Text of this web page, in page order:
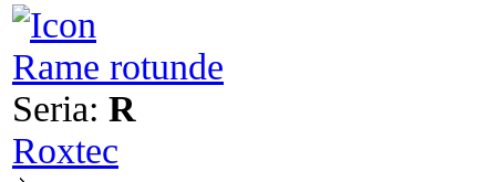
Rame rotunde
Seria: R
Roxtec